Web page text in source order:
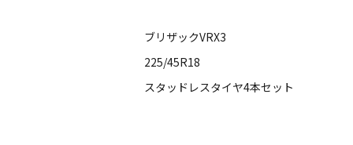
ブリザックVRX3
225/45R18
スタッドレスタイヤ4本セット